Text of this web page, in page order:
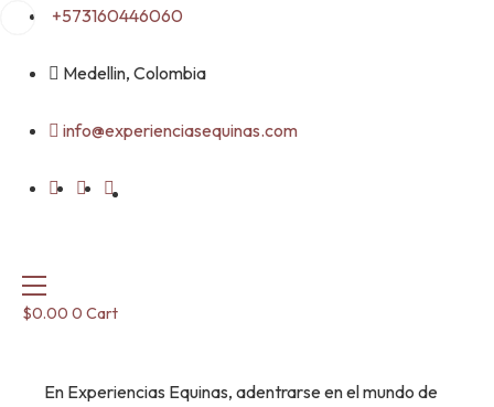
Skip
content
+573160446060
Medellin, Colombia
info@experienciasequinas.com
$0.00 0 Cart
En Experiencias Equinas, adentrarse en el mundo de